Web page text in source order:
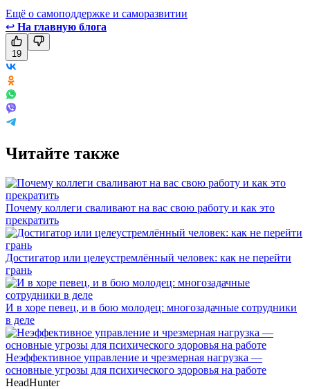
Ещё о самоподдержке и саморазвитии
↩ На главную блога
19
Читайте также
Почему коллеги сваливают на вас свою работу и как это
прекратить
Достигатор или целеустремлённый человек: как не перейти
грань
И в хоре певец, и в бою молодец: многозадачные сотрудники
в деле
Неэффективное управление и чрезмерная нагрузка —
основные угрозы для психического здоровья на работе
HeadHunter